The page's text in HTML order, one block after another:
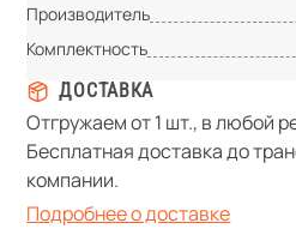
Производитель
Комплектность
ДОСТАВКА
Отгружаем от 1 шт., в любой
Бесплатная доставка до
компании.
Подробнее о доставке